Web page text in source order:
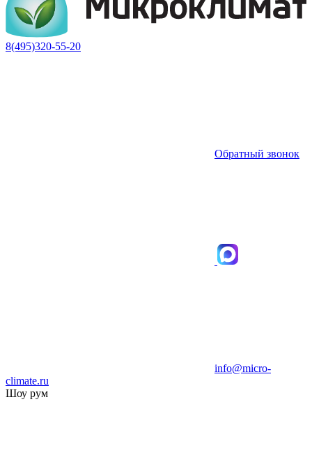
8(495)320-55-20
Обратный звонок
info@micro-
climate.ru
Шоу рум